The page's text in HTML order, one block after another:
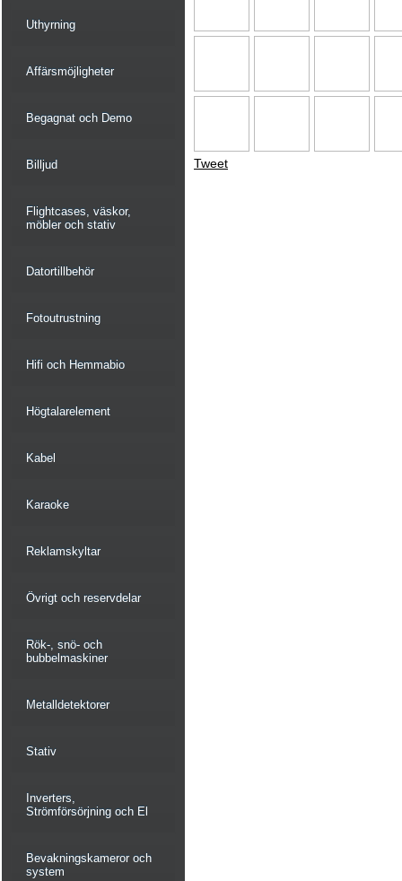
Uthyrning
Affärsmöjligheter
Begagnat och Demo
Billjud
Flightcases, väskor,
möbler och stativ
Datortillbehör
Fotoutrustning
Hifi och Hemmabio
Högtalarelement
Kabel
Karaoke
Reklamskyltar
Övrigt och reservdelar
Rök-, snö- och
bubbelmaskiner
Metalldetektorer
Stativ
Inverters,
Strömförsörjning och El
Bevakningskameror och
system
Tweet